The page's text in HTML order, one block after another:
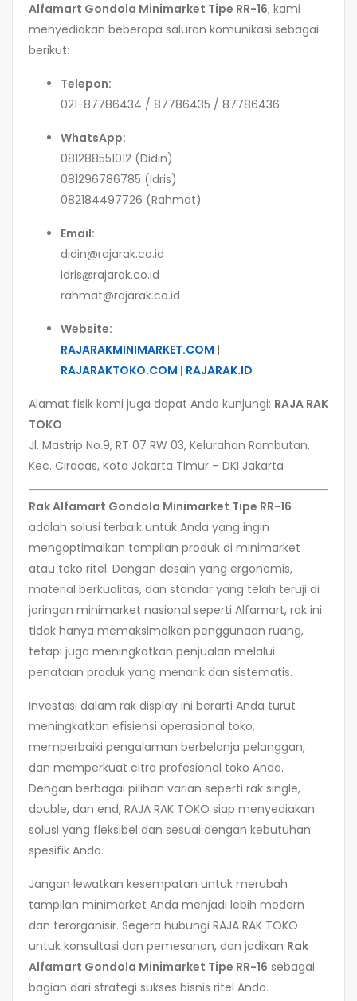
Alfamart Gondola Minimarket Tipe RR-16, kami
menyediakan beberapa saluran komunikasi sebagai
berikut:
Telepon:
021-87786434 / 87786435 / 87786436
WhatsApp:
081288551012 (Didin)
081296786785 (Idris)
082184497726 (Rahmat)
Email:
didin@rajarak.co.id
idris@rajarak.co.id
rahmat@rajarak.co.id
Website:
RAJARAKMINIMARKET.COM |
RAJARAKTOKO.COM | RAJARAK.ID
Alamat fisik kami juga dapat Anda kunjungi: RAJA RAK
TOKO
Jl. Mastrip No.9, RT 07 RW 03, Kelurahan Rambutan,
Kec. Ciracas, Kota Jakarta Timur – DKI Jakarta
Rak Alfamart Gondola Minimarket Tipe RR-16
adalah solusi terbaik untuk Anda yang ingin
mengoptimalkan tampilan produk di minimarket
atau toko ritel. Dengan desain yang ergonomis,
material berkualitas, dan standar yang telah teruji di
jaringan minimarket nasional seperti Alfamart, rak ini
tidak hanya memaksimalkan penggunaan ruang,
tetapi juga meningkatkan penjualan melalui
penataan produk yang menarik dan sistematis.
Investasi dalam rak display ini berarti Anda turut
meningkatkan efisiensi operasional toko,
memperbaiki pengalaman berbelanja pelanggan,
dan memperkuat citra profesional toko Anda.
Dengan berbagai pilihan varian seperti rak single,
double, dan end, RAJA RAK TOKO siap menyediakan
solusi yang fleksibel dan sesuai dengan kebutuhan
spesifik Anda.
Jangan lewatkan kesempatan untuk merubah
tampilan minimarket Anda menjadi lebih modern
dan terorganisir. Segera hubungi RAJA RAK TOKO
untuk konsultasi dan pemesanan, dan jadikan Rak
Alfamart Gondola Minimarket Tipe RR-16 sebagai
bagian dari strategi sukses bisnis ritel Anda.